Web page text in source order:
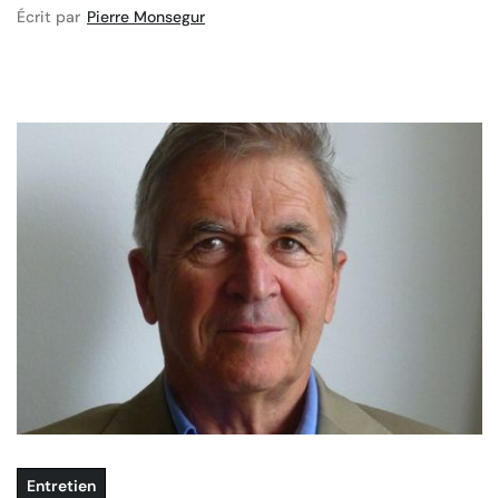
Écrit par Pierre Monsegur
Entretien